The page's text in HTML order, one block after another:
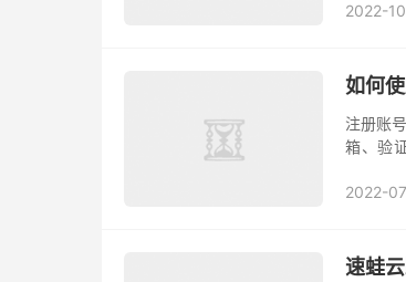
2022-
如何
注册账
箱、验
「购...
2022-
速蛙